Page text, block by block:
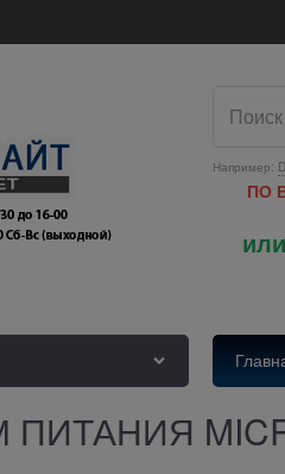
Например:
ПО